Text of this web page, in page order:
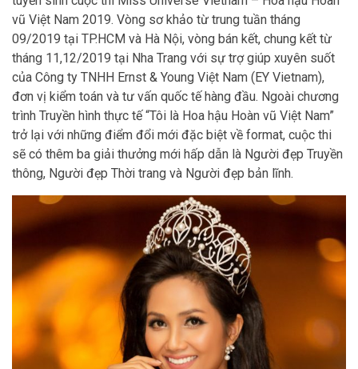
vũ Việt Nam 2019. Vòng sơ khảo từ trung tuần tháng
09/2019 tại TP.HCM và Hà Nội, vòng bán kết, chung kết từ
tháng 11,12/2019 tại Nha Trang với sự trợ giúp xuyên suốt
của Công ty TNHH Ernst & Young Việt Nam (EY Vietnam),
đơn vị kiểm toán và tư vấn quốc tế hàng đầu. Ngoài chương
trình Truyền hình thực tế “Tôi là Hoa hậu Hoàn vũ Việt Nam”
trở lại với những điểm đổi mới đặc biệt về format, cuộc thi
sẽ có thêm ba giải thưởng mới hấp dẫn là Người đẹp Truyền
thông, Người đẹp Thời trang và Người đẹp bản lĩnh.